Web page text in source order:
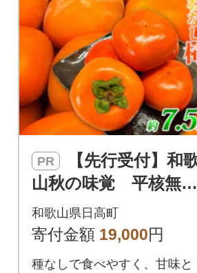
PR
山秋の味覚 平核無柿
(ひらたねなしがき)
約7.5kg【日高町】
和歌山県日高町
寄付金額 19,000円
種なしで食べやすく、甘味と